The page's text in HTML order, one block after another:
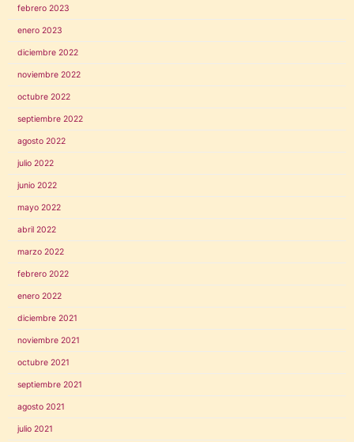
febrero 2023
enero 2023
diciembre 2022
noviembre 2022
octubre 2022
septiembre 2022
agosto 2022
julio 2022
junio 2022
mayo 2022
abril 2022
marzo 2022
febrero 2022
enero 2022
diciembre 2021
noviembre 2021
octubre 2021
septiembre 2021
agosto 2021
julio 2021